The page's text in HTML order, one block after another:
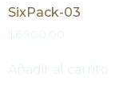
SixPack-03
$6,900.00
Añadir al carrito